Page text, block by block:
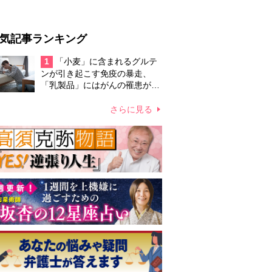
記事ランキング
1
「小麦」に含まれるグルテ
ンが引き起こす免疫の暴走、
「乳製品」にはがんの罹患が高
きく増えた食品に潜むリスク
さらに見る